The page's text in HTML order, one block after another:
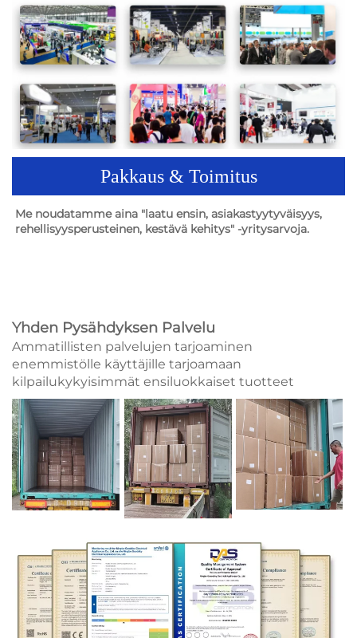
Pakkaus & Toimitus
Me noudatamme aina "laatu ensin, asiakastyytyväisyys,
rehellisyysperusteinen, kestävä kehitys" -yritysarvoja.
Yhden Pysähdyksen Palvelu
Ammatillisten palvelujen tarjoaminen
enemmistölle käyttäjille tarjoamaan
kilpailukykyisimmät ensiluokkaiset tuotteet